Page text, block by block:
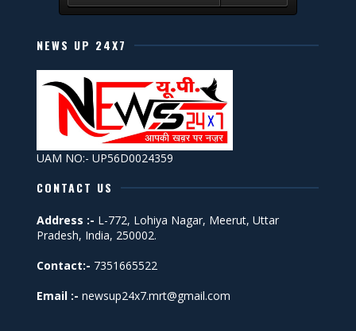
NEWS UP 24X7
UAM NO:- UP56D0024359
CONTACT US
Address :- L-772, Lohiya Nagar, Meerut, Uttar
Pradesh, India, 250002.
Contact:- 7351665522
Email :- newsup24x7.mrt@gmail.com